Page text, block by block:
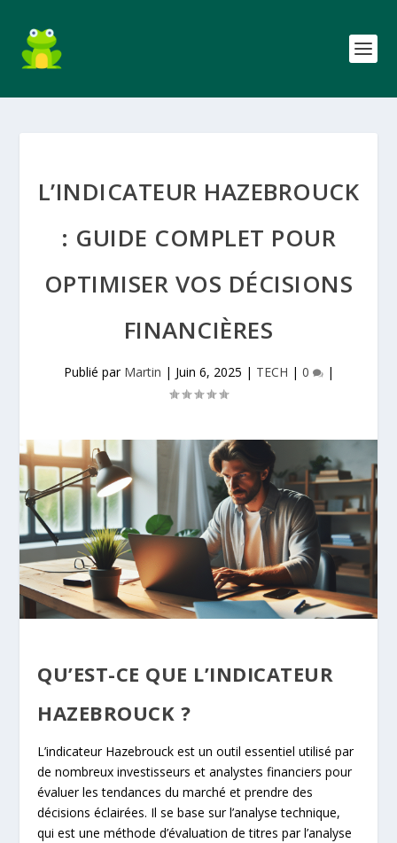
L’INDICATEUR HAZEBROUCK
: GUIDE COMPLET POUR
OPTIMISER VOS DÉCISIONS
FINANCIÈRES
Publié par Martin | Juin 6, 2025 | TECH | 0 |
QU’EST-CE QUE L’INDICATEUR
HAZEBROUCK ?
L’indicateur Hazebrouck est un outil essentiel utilisé par
de nombreux investisseurs et analystes financiers pour
évaluer les tendances du marché et prendre des
décisions éclairées. Il se base sur l’analyse technique,
qui est une méthode d’évaluation de titres par l’analyse